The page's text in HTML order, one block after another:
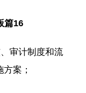
篇16
审计制度和流
案；